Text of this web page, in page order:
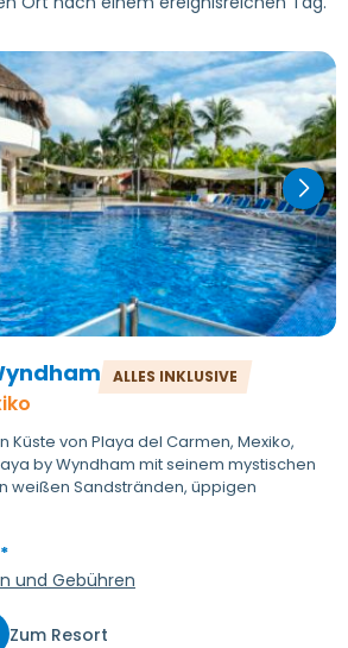
ALLES INKLUSIVE
Küste von Playa del Carmen, Mexiko,
by Wyndham mit seinem mystischen
weißen Sandstränden, üppigen
und Gebühren
Zum Resort